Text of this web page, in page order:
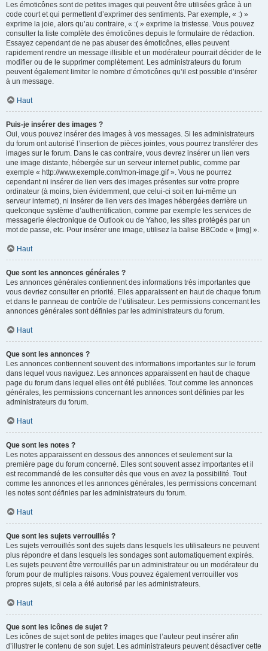
Les émoticônes sont de petites images qui peuvent être utilisées grâce à un
code court et qui permettent d’exprimer des sentiments. Par exemple, « :) »
exprime la joie, alors qu’au contraire, « :( » exprime la tristesse. Vous pouvez
consulter la liste complète des émoticônes depuis le formulaire de rédaction.
Essayez cependant de ne pas abuser des émoticônes, elles peuvent
rapidement rendre un message illisible et un modérateur pourrait décider de le
modifier ou de le supprimer complètement. Les administrateurs du forum
peuvent également limiter le nombre d’émoticônes qu’il est possible d’insérer
à un message.
Haut
Puis-je insérer des images ?
Oui, vous pouvez insérer des images à vos messages. Si les administrateurs
du forum ont autorisé l’insertion de pièces jointes, vous pourrez transférer des
images sur le forum. Dans le cas contraire, vous devrez insérer un lien vers
une image distante, hébergée sur un serveur internet public, comme par
exemple « http://www.exemple.com/mon-image.gif ». Vous ne pourrez
cependant ni insérer de lien vers des images présentes sur votre propre
ordinateur (à moins, bien évidemment, que celui-ci soit en lui-même un
serveur internet), ni insérer de lien vers des images hébergées derrière un
quelconque système d’authentification, comme par exemple les services de
messagerie électronique de Outlook ou de Yahoo, les sites protégés par un
mot de passe, etc. Pour insérer une image, utilisez la balise BBCode « [img] ».
Haut
Que sont les annonces générales ?
Les annonces générales contiennent des informations très importantes que
vous devriez consulter en priorité. Elles apparaissent en haut de chaque forum
et dans le panneau de contrôle de l’utilisateur. Les permissions concernant les
annonces générales sont définies par les administrateurs du forum.
Haut
Que sont les annonces ?
Les annonces contiennent souvent des informations importantes sur le forum
dans lequel vous naviguez. Les annonces apparaissent en haut de chaque
page du forum dans lequel elles ont été publiées. Tout comme les annonces
générales, les permissions concernant les annonces sont définies par les
administrateurs du forum.
Haut
Que sont les notes ?
Les notes apparaissent en dessous des annonces et seulement sur la
première page du forum concerné. Elles sont souvent assez importantes et il
est recommandé de les consulter dès que vous en avez la possibilité. Tout
comme les annonces et les annonces générales, les permissions concernant
les notes sont définies par les administrateurs du forum.
Haut
Que sont les sujets verrouillés ?
Les sujets verrouillés sont des sujets dans lesquels les utilisateurs ne peuvent
plus répondre et dans lesquels les sondages sont automatiquement expirés.
Les sujets peuvent être verrouillés par un administrateur ou un modérateur du
forum pour de multiples raisons. Vous pouvez également verrouiller vos
propres sujets, si cela a été autorisé par les administrateurs.
Haut
Que sont les icônes de sujet ?
Les icônes de sujet sont de petites images que l’auteur peut insérer afin
d’illustrer le contenu de son sujet. Les administrateurs peuvent désactiver cette